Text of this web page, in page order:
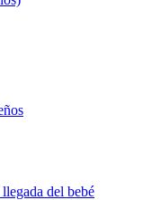
del bebé